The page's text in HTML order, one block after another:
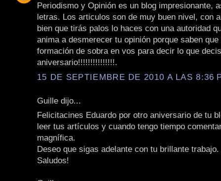
Periodismo y Opinión es un blog impresionante,
letras. Los articulos son de muy buen nivel, con
bien que tirás palos lo haces con una autoridad
anima a desmerecer tu opinión porque saben
formación de sobra en vos para decir lo que
aniversario!!!!!!!!!!!!!!!.
15 DE SEPTIEMBRE DE 2010 A LAS 8:36
Guille dijo...
Felicitacines Eduardo por otro aniversario de tu
leer tus artículos y cuando tengo tiempo
magnífica.
Deseo que sigas adelante con tu brillante trabajo.
Saludos!